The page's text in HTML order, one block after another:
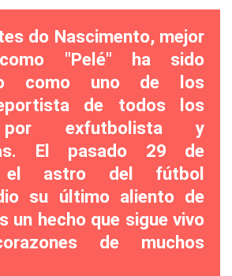
do Nascimento, mejor
"Pelé" ha sido
como uno de los
de todos los
por exfutbolista y
El pasado 29 de
el astro del fútbol
su último aliento de
un hecho que sigue vivo
de muchos